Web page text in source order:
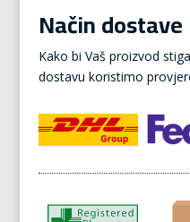
Način dostave
Kako bi Vaš proizvod
dostavu koristimo